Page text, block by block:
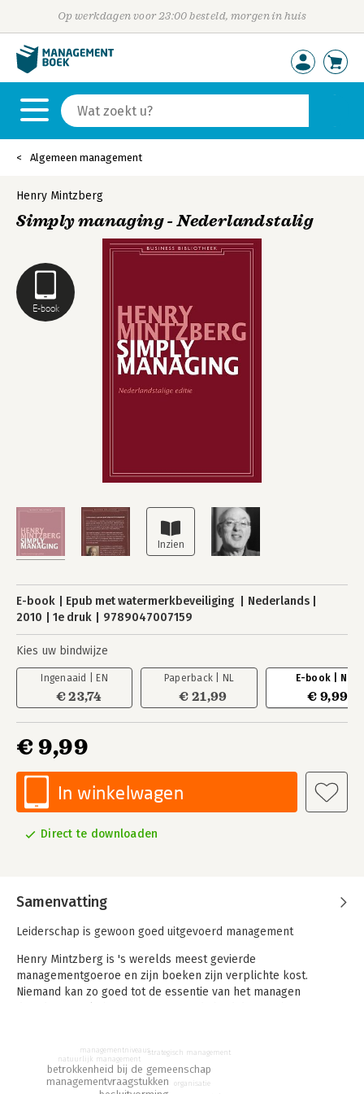
Op werkdagen voor 23:00 besteld, morgen in huis
Algemeen management
E-book
Henry Mintzberg
Simply managing - Nederlandstalig
E-book Epub met watermerkbeveiliging
Nederlands
2010
1e druk 9789047007159
Kies uw bindwijze
Ingenaaid | EN
€ 23,74
Paperback | NL
€ 21,99
E-book | NL
€ 9,99
€ 9,99
In winkelwagen
Direct te downloaden
Samenvatting
Leiderschap is gewoon goed uitgevoerd management
Henry Mintzberg is 's werelds meest gevierde
managementgoeroe en zijn boeken zijn verplichte kost.
Niemand kan zo goed tot de essentie van het managen
Zijn boek 'Managing' uit 2009 is inmiddels een standaardwerk
voor managers geworden. Maar de meeste managers hebben
managementvraagstukken
betrokkenheid bij de gemeenschap
organisatie
natuurlijk management
managementniveausstrategisch management